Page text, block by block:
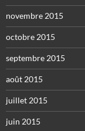
novembre 2015
octobre 2015
septembre 2015
août 2015
juillet 2015
juin 2015